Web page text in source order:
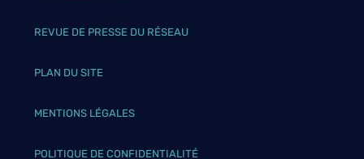
REVUE DE PRESSE DU RÉSEAU
PLAN DU SITE
MENTIONS LÉGALES
POLITIQUE DE CONFIDENTIALITÉ